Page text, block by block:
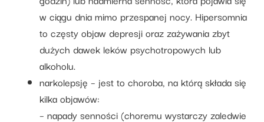
w ciągu dnia mimo przespanej nocy. Hipersomnia
to częsty objaw depresji oraz zażywania zbyt
dużych dawek leków psychotropowych lub
alkoholu.
narkolepsję – jest to choroba, na którą składa się
kilka objawów:
– napady senności (choremu wystarczy zaledwie